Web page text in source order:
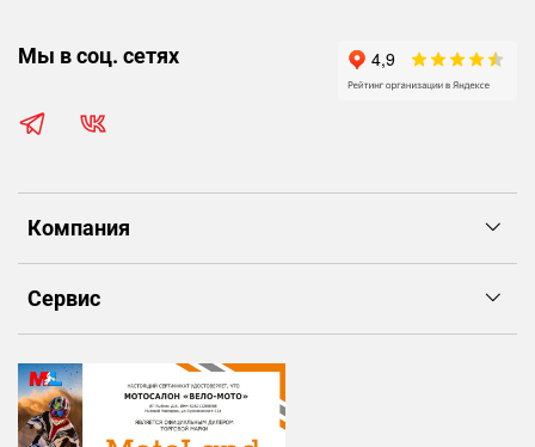
Компания
Сервис
Мы в соц. сетях